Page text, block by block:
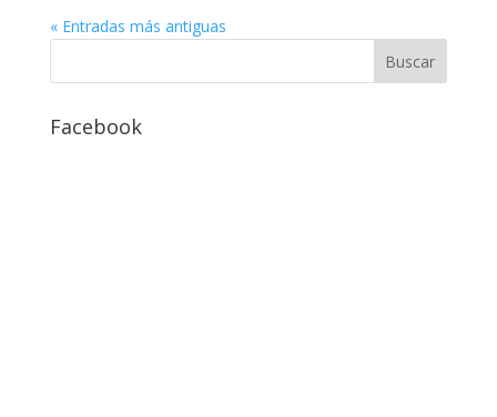
« Entradas más antiguas
Facebook